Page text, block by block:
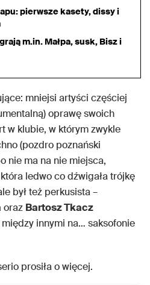
pierwsze kasety, dissy i
m.in. Małpa, susk, Bisz i
mniejsi artyści częściej
oprawę swoich
w klubie, w którym zwykle
(pozdro poznański
nie ma na nie miejsca,
ledwo co dźwigała trójkę
był też perkusista –
oraz Bartosz Tkacz
między innymi na… saksofonie
prosiła o więcej.